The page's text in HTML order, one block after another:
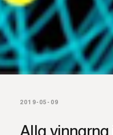
2019-05-09
Alla